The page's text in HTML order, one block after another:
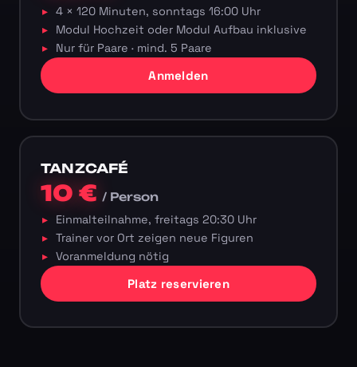
4 × 120 Minuten, sonntags 16:00 Uhr
Modul Hochzeit oder Modul Aufbau inklusive
Nur für Paare · mind. 5 Paare
Anmelden
TANZCAFÉ
10 €/ Person
Einmalteilnahme, freitags 20:30 Uhr
Trainer vor Ort zeigen neue Figuren
Voranmeldung nötig
Platz reservieren